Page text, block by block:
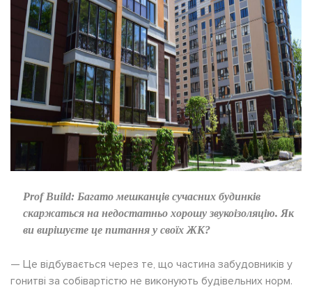
Prof Build: Багато мешканців сучасних будинків
скаржаться на недостатньо хорошу звукоізоляцію. Як
ви вирішуєте це питання у своїх ЖК?
— Це відбувається через те, що частина забудовників у
гонитві за собівартістю не виконують будівельних норм.